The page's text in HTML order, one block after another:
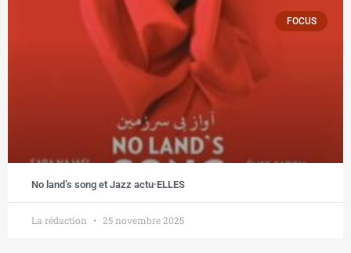
FOCUS
No land’s song et Jazz actu·ELLES
La rédaction 25 novembre 2025